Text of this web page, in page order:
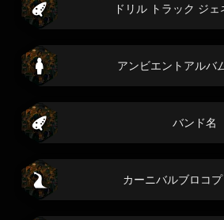
ドリル トラック ジ
アンビエントアルバ
バンド名
カーニバルブロコ